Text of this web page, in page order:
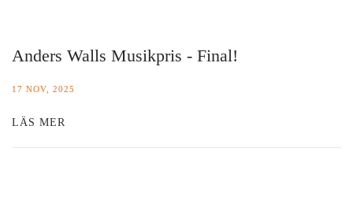
Anders Walls Musikpris - Final!
17 NOV, 2025
LÄS MER